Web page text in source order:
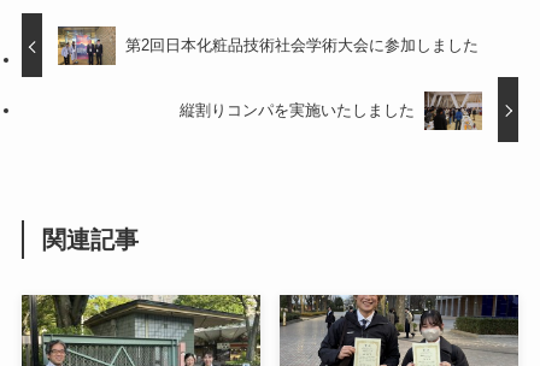
第2回日本化粧品技術社会学術大会に参加しました
縦割りコンパを実施いたしました
関連記事